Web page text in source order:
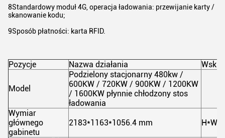
8Standardowy moduł 4G, operacja ładowania: przewijanie karty /
skanowanie kodu;
9Sposób płatności: karta RFID.
Pozycje Nazwa działania
Model
Podzielony stacjonarny 480kw /
600KW / 720KW / 900KW / 1200KW
/ 1600KW płynnie chłodzony stos
ładowania
Wymiar
głównego
gabinetu
2183*1163*1056.4 mm